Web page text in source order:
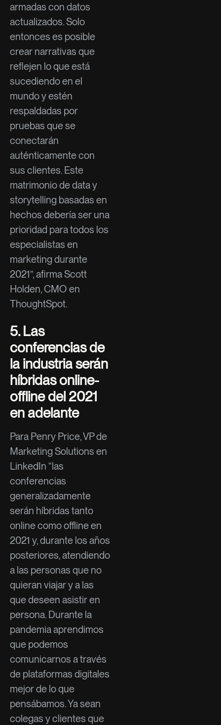
armadas con datos
actualizados. Solo
entonces es posible
crear narrativas que
reflejen lo que está
sucediendo en el
mundo y estén
respaldadas por
pruebas que se
conectarán
auténticamente con
sus clientes. Este
matrimonio de data y
storytelling basadas en
hechos debería ser una
prioridad para todos los
especialistas en
marketing durante
2021”, afirma Scott
Holden, CMO en
ThoughtSpot.
5. Las
conferencias de
la industria serán
híbridas online-
offline del 2021
en adelante
Para Penry Price, VP de
Marketing Solutions en
LinkedIn “las
conferencias
generalizadamente
serán híbridas tanto
online como offline en
2021 y, durante los años
posteriores, atendiendo
a las personas que no
quieran viajar y a las
que deseen asistir en
persona. Durante la
pandemia aprendimos
que podemos
comunicarnos a través
de plataformas digitales
mejor de lo que
pensábamos. Ya sean
colegas y clientes que